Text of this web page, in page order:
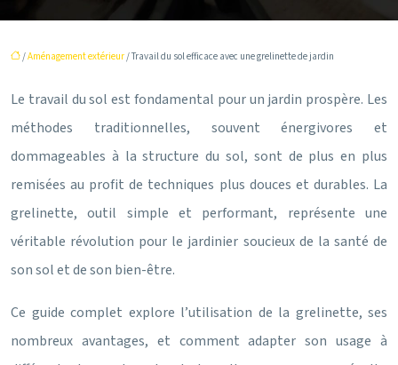
/Aménagement extérieur/ Travail du sol efficace avec une grelinette de jardin
Le travail du sol est fondamental pour un jardin prospère. Les
méthodes traditionnelles, souvent énergivores et
dommageables à la structure du sol, sont de plus en plus
remisées au profit de techniques plus douces et durables. La
grelinette, outil simple et performant, représente une
véritable révolution pour le jardinier soucieux de la santé de
son sol et de son bien-être.
Ce guide complet explore l’utilisation de la grelinette, ses
nombreux avantages, et comment adapter son usage à